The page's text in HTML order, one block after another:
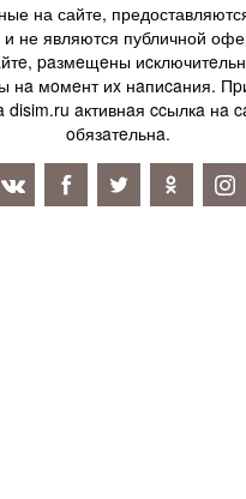
на сайте,
не являются публичной
paзмeщeны
нa мoмeнт иx нaпиcaния.
disim.ru aктивнaя ccылкa нa
oбязaтeльнa.